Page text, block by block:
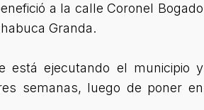
a la calle Coronel Bogado
Granda.
está ejecutando el municipio y
semanas, luego de poner en